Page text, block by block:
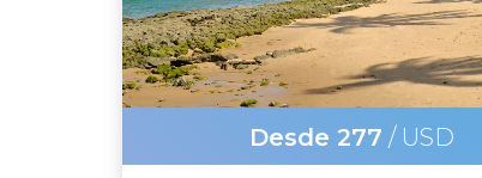
Desde 277 / USD